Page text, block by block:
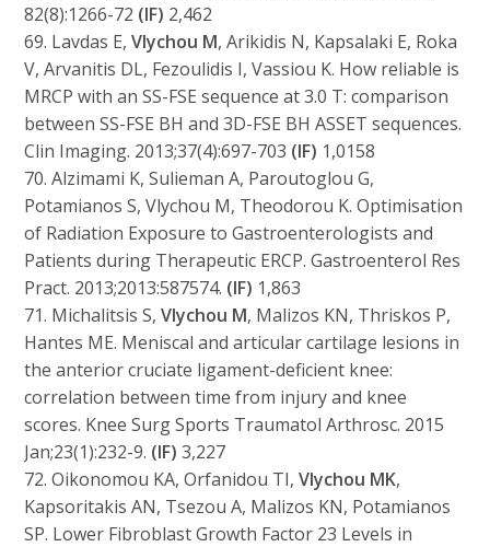
82(8):1266-72 (IF) 2,462
69. Lavdas E,Vlychou M, Arikidis N, Kapsalaki E, Roka
V, Arvanitis DL, Fezoulidis I, Vassiou K. How reliable is
MRCP with an SS-FSE sequence at 3.0 T: comparison
between SS-FSE BH and 3D-FSE BH ASSET sequences.
Clin Imaging. 2013;37(4):697-703 (IF) 1,0158
70. Alzimami K, Sulieman A, Paroutoglou G,
Potamianos S, Vlychou M, Theodorou K. Optimisation
of Radiation Exposure to Gastroenterologists and
Patients during Therapeutic ERCP. Gastroenterol Res
Pract. 2013;2013:587574. (IF) 1,863
71. Michalitsis S,Vlychou M, Malizos KN, Thriskos P,
Hantes ME. Meniscal and articular cartilage lesions in
the anterior cruciate ligament-deficient knee:
correlation between time from injury and knee
scores. Knee Surg Sports Traumatol Arthrosc. 2015
Jan;23(1):232-9. (IF) 3,227
72. Oikonomou KA, Orfanidou TI,Vlychou MK,
Kapsoritakis AN, Tsezou A, Malizos KN, Potamianos
SP. Lower Fibroblast Growth Factor 23 Levels in